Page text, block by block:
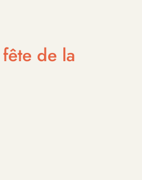
de la